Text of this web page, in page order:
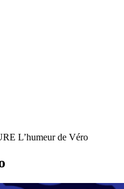
L’humeur de Véro